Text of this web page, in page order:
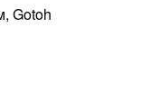
Gotoh